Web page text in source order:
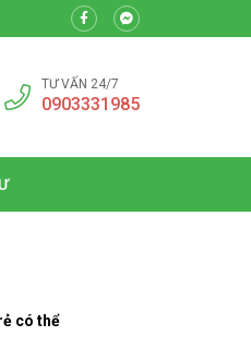
TƯ VẤN 24/7
0903331985
có thể